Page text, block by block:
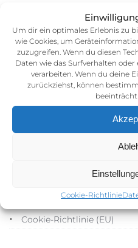
Um dir ein optimales Erlebnis zu
wie Cookies, um
zuzugreifen. Wenn du diesen
Daten wie das Surfverhalten
verarbeiten. Wenn du deine
zurückziehst, können
Cookie-Richtlinie
31. August 2014
Kategorie:
AGB (Allgemeine
Datenschutz
Cookie-Richtlinie (EU)